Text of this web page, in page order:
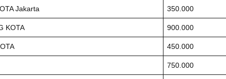
Jakarta 350.000
KOTA 900.000
450.000
750.000